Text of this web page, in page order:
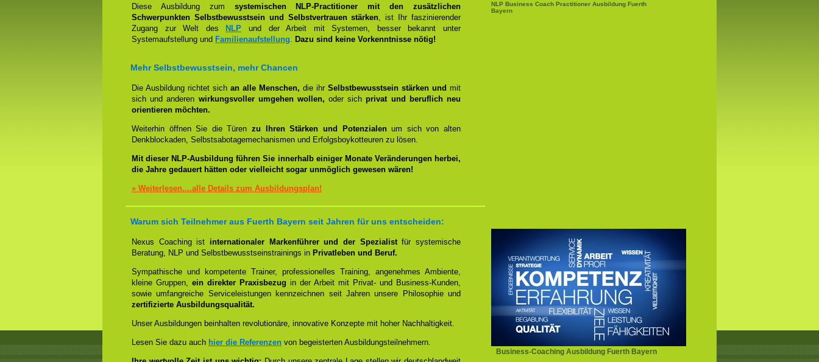
NLP Business Coach Practitioner Ausbildung Fuerth
Bayern
Diese Ausbildung zum systemischen NLP-Practitioner mit den zusätzlichen
Schwerpunkten Selbstbewusstsein und Selbstvertrauen stärken, ist Ihr faszinierender
Zugang zur Welt des
NLP und der Arbeit mit Systemen, besser bekannt unter
Systemaufstellung und Familienaufstellung. Dazu sind keine Vorkenntnisse nötig!
Mehr Selbstbewusstsein, mehr Chancen
Die Ausbildung richtet sich an alle Menschen, die ihr Selbstbewusstsein stärken und mit
sich und anderen wirkungsvoller umgehen wollen, oder sichprivat und beruflich neu
orientieren möchten.
Weiterhin öffnen Sie die Türenzu Ihren Stärken und Potenzialenum sich von alten
Denkblockaden, Selbstsabotagemechanismen und Erfolgsboykotteuren zu lösen.
Mit dieser NLP-Ausbildung führen Sie innerhalb einiger Monate Veränderungen herbei,
die Jahre gedauert hätten oder vielleicht sogar unmöglich gewesen wären!
» Weiterlesen....alle Details zum Ausbildungsplan!
Warum sich Teilnehmer aus Fuerth Bayern seit Jahren für uns entscheiden:
Business-Coaching Ausbildung Fuerth Bayern
Nexus Coaching ist internationaler Markenführer und der Spezialistfür systemische
Beratung, NLP und Selbstbewusstseinstrainings in Privatleben und Beruf.
Sympathische und kompetente Trainer, professionelles Training, angenehmes Ambiente,
kleine Gruppen, ein direkter Praxisbezug in der Arbeit mit Privat- und Business-Kunden,
sowie umfangreiche Serviceleistungen kennzeichnen seit Jahren unsere Philosophie und
zertifizierte Ausbildungsqualität.
Unser Ausbildungen beinhalten revolutionäre, innovative Konzepte mit hoher Nachhaltigkeit.
Lesen Sie dazu auch hier die Referenzen von begeisterten Ausbildungsteilnehmern.